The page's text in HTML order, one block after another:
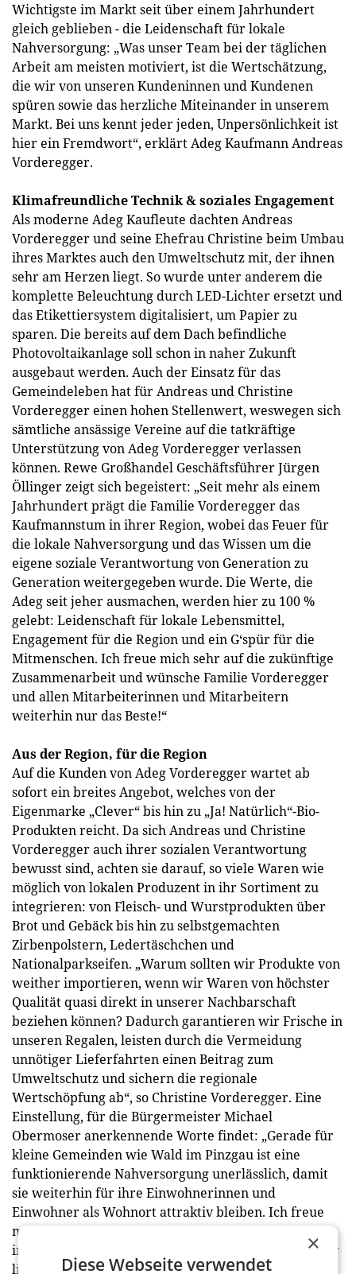
Wichtigste im Markt seit über einem Jahrhundert
gleich geblieben - die Leidenschaft für lokale
Nahversorgung: „Was unser Team bei der täglichen
Arbeit am meisten motiviert, ist die Wertschätzung,
die wir von unseren Kundeninnen und Kundenen
spüren sowie das herzliche Miteinander in unserem
Markt. Bei uns kennt jeder jeden, Unpersönlichkeit ist
hier ein Fremdwort“, erklärt Adeg Kaufmann Andreas
Vorderegger.
Klimafreundliche Technik & soziales Engagement
Als moderne Adeg Kaufleute dachten Andreas
Vorderegger und seine Ehefrau Christine beim Umbau
ihres Marktes auch den Umweltschutz mit, der ihnen
sehr am Herzen liegt. So wurde unter anderem die
komplette Beleuchtung durch LED-Lichter ersetzt und
das Etikettiersystem digitalisiert, um Papier zu
sparen. Die bereits auf dem Dach befindliche
Photovoltaikanlage soll schon in naher Zukunft
ausgebaut werden. Auch der Einsatz für das
Gemeindeleben hat für Andreas und Christine
Vorderegger einen hohen Stellenwert, weswegen sich
sämtliche ansässige Vereine auf die tatkräftige
Unterstützung von Adeg Vorderegger verlassen
können. Rewe Großhandel Geschäftsführer Jürgen
Öllinger zeigt sich begeistert: „Seit mehr als einem
Jahrhundert prägt die Familie Vorderegger das
Kaufmannstum in ihrer Region, wobei das Feuer für
die lokale Nahversorgung und das Wissen um die
eigene soziale Verantwortung von Generation zu
Generation weitergegeben wurde. Die Werte, die
Adeg seit jeher ausmachen, werden hier zu 100 %
gelebt: Leidenschaft für lokale Lebensmittel,
Engagement für die Region und ein G‘spür für die
Mitmenschen. Ich freue mich sehr auf die zukünftige
Zusammenarbeit und wünsche Familie Vorderegger
und allen Mitarbeiterinnen und Mitarbeitern
weiterhin nur das Beste!“
Aus der Region, für die Region
Auf die Kunden von Adeg Vorderegger wartet ab
sofort ein breites Angebot, welches von der
Eigenmarke „Clever“ bis hin zu „Ja! Natürlich“-Bio-
Produkten reicht. Da sich Andreas und Christine
Vorderegger auch ihrer sozialen Verantwortung
bewusst sind, achten sie darauf, so viele Waren wie
möglich von lokalen Produzent in ihr Sortiment zu
integrieren: von Fleisch- und Wurstprodukten über
Brot und Gebäck bis hin zu selbstgemachten
Zirbenpolstern, Ledertäschchen und
Nationalparkseifen. „Warum sollten wir Produkte von
weither importieren, wenn wir Waren von höchster
Qualität quasi direkt in unserer Nachbarschaft
beziehen können? Dadurch garantieren wir Frische in
unseren Regalen, leisten durch die Vermeidung
unnötiger Lieferfahrten einen Beitrag zum
Umweltschutz und sichern die regionale
Wertschöpfung ab“, so Christine Vorderegger. Eine
Einstellung, für die Bürgermeister Michael
Obermoser anerkennende Worte findet: „Gerade für
kleine Gemeinden wie Wald im Pinzgau ist eine
funktionierende Nahversorgung unerlässlich, damit
sie weiterhin für ihre Einwohnerinnen und
Einwohner als Wohnort attraktiv bleiben. Ich freue
mich deswegen sehr, dass diese so wichtige Aufgabe
in den verlässlichen Händen von Familie Vorderegger
liegt und wünsche dem gesamten Team alles Gute für
×
Diese Webseite verwendet